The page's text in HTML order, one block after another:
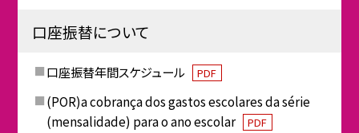
口座振替について
口座振替年間スケジュール PDF
(POR)a cobrança dos gastos escolares da série
(mensalidade) para o ano escolar
PDF